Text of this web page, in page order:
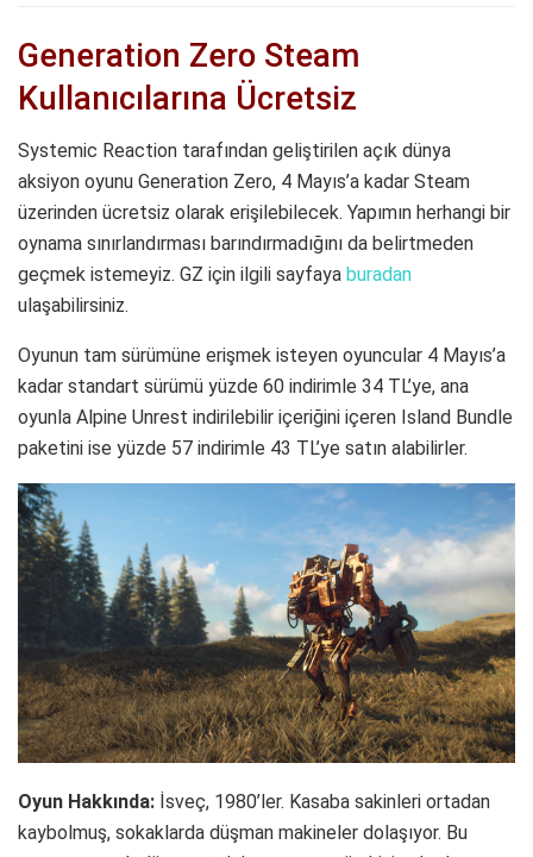
Generation Zero Steam
Kullanıcılarına Ücretsiz
Systemic Reaction tarafından geliştirilen açık dünya
aksiyon oyunu Generation Zero, 4 Mayıs’a kadar Steam
üzerinden ücretsiz olarak erişilebilecek. Yapımın herhangi bir
oynama sınırlandırması barındırmadığını da belirtmeden
geçmek istemeyiz. GZ için ilgili sayfaya buradan
ulaşabilirsiniz.
Oyunun tam sürümüne erişmek isteyen oyuncular 4 Mayıs’a
kadar standart sürümü yüzde 60 indirimle 34 TL’ye, ana
oyunla Alpine Unrest indirilebilir içeriğini içeren Island Bundle
paketini ise yüzde 57 indirimle 43 TL’ye satın alabilirler.
Oyun Hakkında: İsveç, 1980’ler. Kasaba sakinleri ortadan
kaybolmuş, sokaklarda düşman makineler dolaşıyor. Bu